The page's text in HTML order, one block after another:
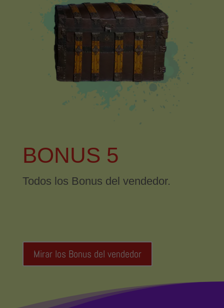
BONUS 5
Todos los Bonus del vendedor.
Mirar los Bonus del vendedor